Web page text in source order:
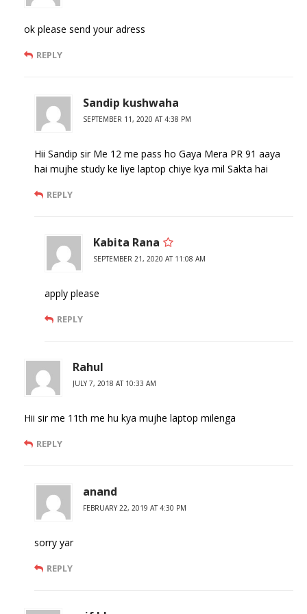
ok please send your adress
REPLY
Sandip kushwaha
SEPTEMBER 11, 2020 AT 4:38 PM
Hii Sandip sir Me 12 me pass ho Gaya Mera PR 91 aaya
hai mujhe study ke liye laptop chiye kya mil Sakta hai
REPLY
Kabita Rana
SEPTEMBER 21, 2020 AT 11:08 AM
apply please
REPLY
Rahul
JULY 7, 2018 AT 10:33 AM
Hii sir me 11th me hu kya mujhe laptop milenga
REPLY
anand
FEBRUARY 22, 2019 AT 4:30 PM
sorry yar
REPLY